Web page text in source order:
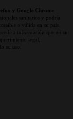
y Google Chrome
sanitarios y podría
o válida en su país.
a información que en su
legal,
su uso.